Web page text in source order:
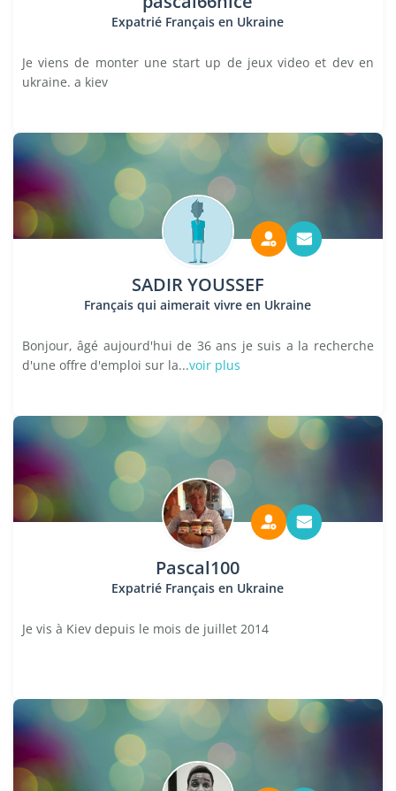
Expatrié Français en Ukraine
Je viens de monter une start up de jeux video et dev en
ukraine. a kiev
SADIR YOUSSEF
Français qui aimerait vivre en Ukraine
Bonjour, âgé aujourd'hui de 36 ans je suis a la recherche
d'une offre d'emploi sur la...voir plus
Pascal100
Expatrié Français en Ukraine
Je vis à Kiev depuis le mois de juillet 2014